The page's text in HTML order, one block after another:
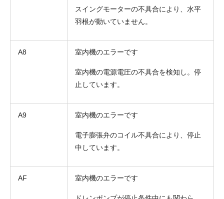
スイングモーターの不具合により、水平
羽根が動いていません。
A8 室内機のエラーです
室内機の電源電圧の不具合を検知し。停
止しています。
A9 室内機のエラーです
電子膨張弁のコイル不具合により、停止
中しています。
AF 室内機のエラーです